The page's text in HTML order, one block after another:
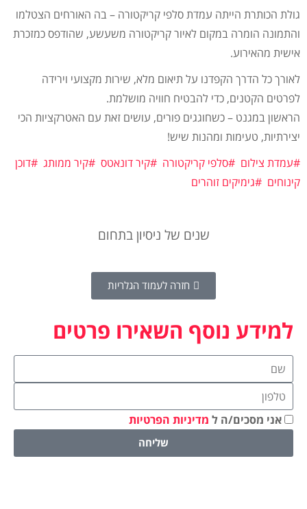
גולת הכותרת הייתה עמדת סלפי קריקטורה – בה האורחים הצטלמו
והתמונה הומרה במקום לאיור קריקטורה משעשע, שהודפס כמזכרת
אישית מהאירוע.
לאורך כל הדרך הקפדנו על תיאום מלא, שירות מקצועי וירידה
לפרטים הקטנים, כדי להבטיח חוויה מושלמת.
הראשון במגנט – כשחוגגים פורים, עושים זאת עם האטרקציות הכי
יצירתיות, טעימות ומהנות שיש!
#עמדת צילום #סלפי קריקטורה #קיר דונאטס #קיר ממותג #דוכן
קינוחים #גימיקים זוהרים
שנים של ניסיון בתחום
חזרה לעמוד הגלריות
למידע נוסף השאירו פרטים
אני מסכים/ה ל מדיניות הפרטיות
שליחה